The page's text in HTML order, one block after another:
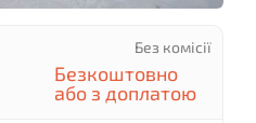
Без комісії
Безкоштовно
або з доплатою